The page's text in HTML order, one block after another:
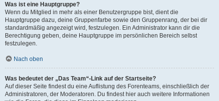
Was ist eine Hauptgruppe?
Wenn du Mitglied in mehr als einer Benutzergruppe bist, dient die
Hauptgruppe dazu, deine Gruppenfarbe sowie den Gruppenrang, der bei dir
standardmäßig angezeigt wird, festzulegen. Ein Administrator kann dir die
Berechtigung geben, deine Hauptgruppe im persönlichen Bereich selbst
festzulegen.
Nach oben
Was bedeutet der „Das Team“-Link auf der Startseite?
Auf dieser Seite findest du eine Auflistung des Forenteams, einschließlich der
Administratoren, der Moderatoren. Du findest hier auch weitere Informationen